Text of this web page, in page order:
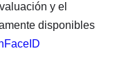
y el
disponibles